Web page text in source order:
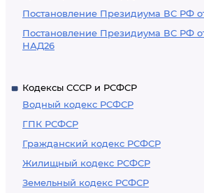
Постановление Президиума ВС РФ
Постановление Президиума ВС РФ
НАД26
Кодексы СССР и РСФСР
Водный кодекс РСФСР
ГПК РСФСР
Гражданский кодекс РСФСР
Жилищный кодекс РСФСР
Земельный кодекс РСФСР